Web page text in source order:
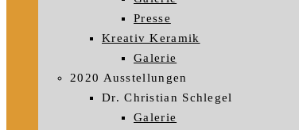
Presse
Kreativ Keramik
Galerie
2020 Ausstellungen
Dr. Christian Schlegel
Galerie